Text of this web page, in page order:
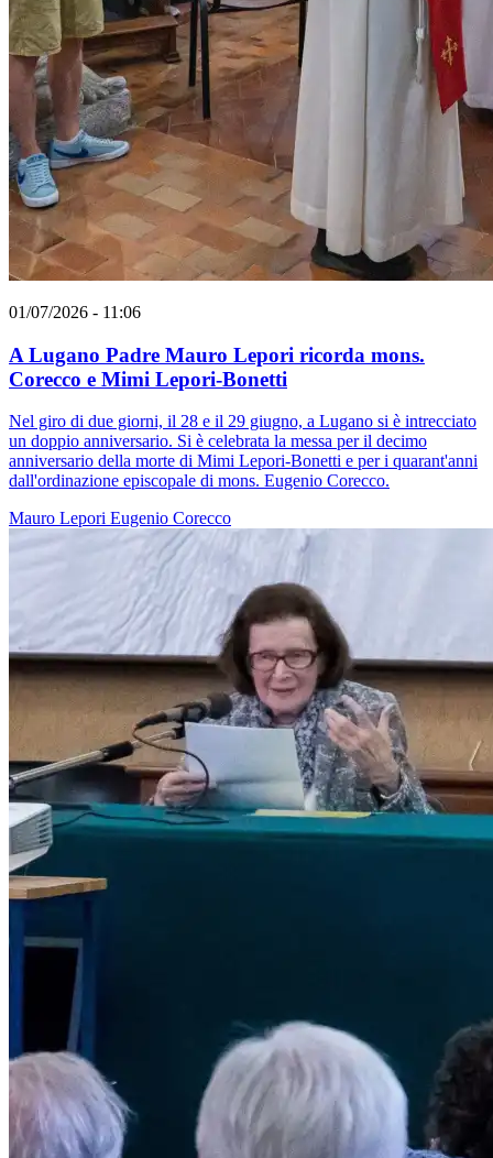
01/07/2026 - 11:06
A Lugano Padre Mauro Lepori ricorda mons.
Corecco e Mimi Lepori-Bonetti
Nel giro di due giorni, il 28 e il 29 giugno, a Lugano si è intrecciato
un doppio anniversario. Si è celebrata la messa per il decimo
anniversario della morte di Mimi Lepori-Bonetti e per i quarant'anni
dall'ordinazione episcopale di mons. Eugenio Corecco.
Mauro Lepori Eugenio Corecco